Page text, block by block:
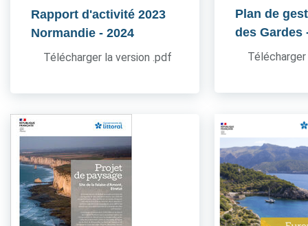
Rapport d'activité 2023
Normandie - 2024
Télécharger la version .pdf
Plan de
des Gardes